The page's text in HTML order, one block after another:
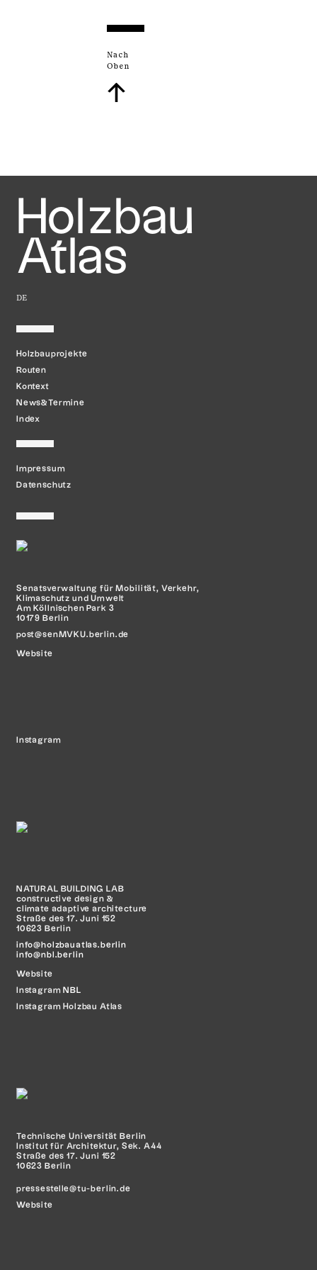
Nach
Oben
↑
Holzbau
Atlas
DE
Holzbauprojekte
Routen
Kontext
News&Termine
Index
Impressum
Datenschutz
Senatsverwaltung für Mobilität, Verkehr,
Klimaschutz und Umwelt
Am Köllnischen Park 3
10179 Berlin
post@senMVKU.berlin.de
Website
Instagram
NATURAL BUILDING LAB
constructive design &
climate adaptive architecture
Straße des 17. Juni 152
10623 Berlin
info@holzbauatlas.berlin
info@nbl.berlin
Website
Instagram NBL
Instagram Holzbau Atlas
Technische Universität Berlin
Institut für Architektur, Sek. A44
Straße des 17. Juni 152
10623 Berlin
pressestelle@tu-berlin.de
Website